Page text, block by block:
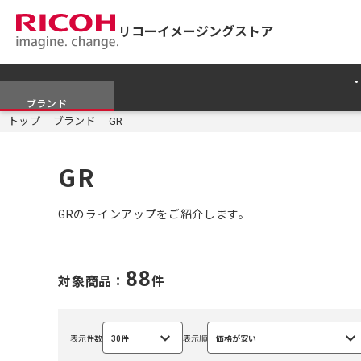
リコーイメージングストア
ブランド
トップ ブランド GR
GR
GRのラインアップをご紹介します。
対象商品： 88件
表示件数 30件
選
択
表示順 価格が安い
選
択